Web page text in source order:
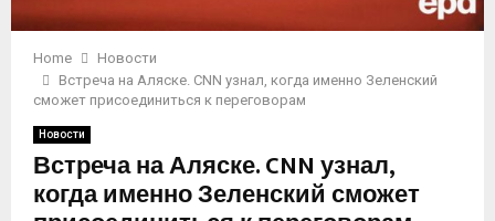
Home
Новости
Встреча на Аляске. CNN узнал, когда именно Зеленский
сможет присоединиться к переговорам
Новости
Встреча на Аляске. CNN узнал,
когда именно Зеленский сможет